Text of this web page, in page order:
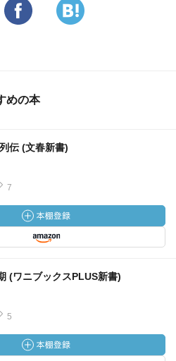
めの本
伝 (文春新書)
7
(ワニブックスPLUS新書)
5